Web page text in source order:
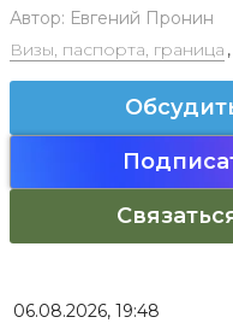
Автор: Евгений Пронин
Визы, паспорта, граница ,
06.08.2026, 19:48